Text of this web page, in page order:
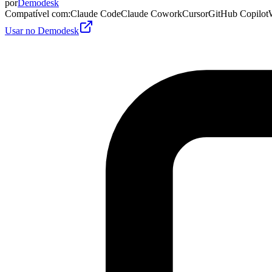
porDemodesk
Compatível com:Claude CodeClaude CoworkCursorGitHub Copilot
Usar no Demodesk